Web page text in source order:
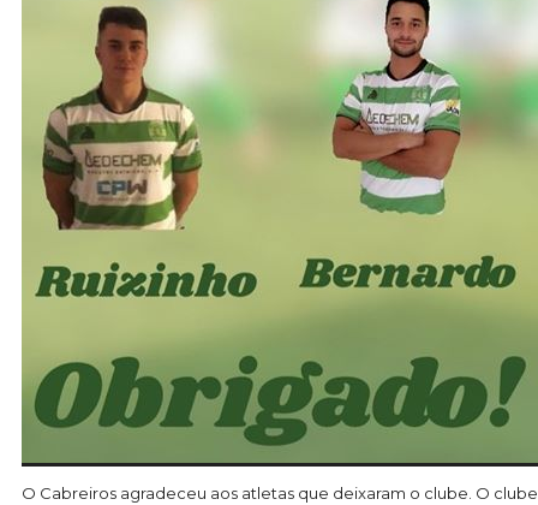
O Cabreiros agradeceu aos atletas que deixaram o clube. O